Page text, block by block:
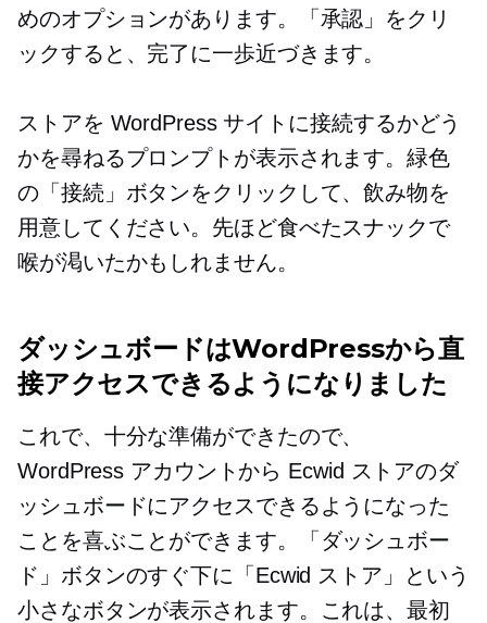
めのオプションがあります。「承認」をクリ
ックすると、完了に一歩近づきます。
ストアを WordPress サイトに接続するかどう
かを尋ねるプロンプトが表示されます。緑色
の「接続」ボタンをクリックして、飲み物を
用意してください。先ほど食べたスナックで
喉が渇いたかもしれません。
ダッシュボードはWordPressから直
接アクセスできるようになりました
これで、十分な準備ができたので、
WordPress アカウントから Ecwid ストアのダ
ッシュボードにアクセスできるようになった
ことを喜ぶことができます。「ダッシュボー
ド」ボタンのすぐ下に「Ecwid ストア」という
小さなボタンが表示されます。これは、最初